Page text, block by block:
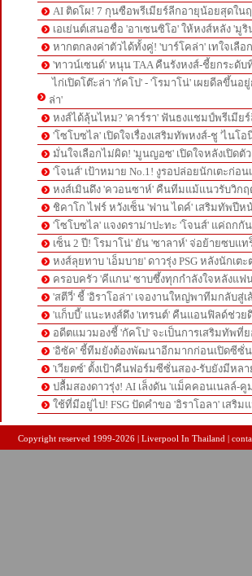
AI ติดโผ! 7 กุนซือพรีเมียร์ลีกอายุน้อยสุดใน
เอเย่นต์เสนอชื่อ 'อาเซนซิโอ' ให้หงส์หลัง 'มู
หากตกลงค่าตัวได้ทั้งคู่! 'บาร์โคล่า' เทใจเลือ
'ทาวน์เซนด์' หนุน TAA คืนรังหงส์-ชี้ยกระดั
ไก่เปิดโต๊ะล่า 'กัคโป' - 'โรมาโน่' เผยดีลขึ้นอ
ล่า'
หงส์ได้ลุ้นไหม? 'คาร์รา' ฟันธงแชมป์พรีเมีย
'โซโบซไล' เปิดใจเรื่องเสริมทัพหงส์-ชู 'ไนโ
มั่นใจเลือกไม่ผิด! 'มูนญอซ' เปิดใจหลังเปิดตั
'โจนส์' เป้าหมาย No.1! งูรอปล่อยนักเตะก่อ
หงส์เมินดึง 'ควอนซาห์' คืนทีมแม้แนวรับวิก
ชิคาโก ไฟร์ หวังเซ็น 'ฟาน ไดค์' เสริมทัพปีห
'โซโบซไล' แจงดราม่าปะทะ 'โจนส์' แค่ถกกั
เซ็น 2 ปี! โรมาโน่' ยัน 'ซาลาห์' จ่อย้ายซบแ
หงส์ลุยทาบ 'เอ็มบาย' ดาวรุ่ง PSG หลังนักเต
ครอบครัว 'คีแกน' ซาบซึ้งทุกกำลังใจหลังแฟ
'สตีวี่' ชี้ 'อิราโอล่า' เจองานใหญ่พาทีมกลับสู่
'แก็บบี้' แนะหงส์ดึง 'เทรนต์' คืนแอนฟิลด์ช่วย
อดีตแมวมองชี้ 'กัคโป' จะเป็นการเสริมทัพที่
'อิซัค' ชี้ทีมยังต้องพัฒนาอีกมากก่อนเปิดซีซั่
'เวียตซ์' ตั้งเป้าคืนฟอร์มซีซั่นสอง-รับยังมีหล
ปลื้มสองดาวรุ่ง! AI เล็งดัน 'แม็คคอนเนลล์-
ใช้ที่มีอยู่ไป! FSG ปัดคำขอ 'อิราโอลา' เสริม
Copyright reserved 1999-2026 | Liverpool In Thailand |